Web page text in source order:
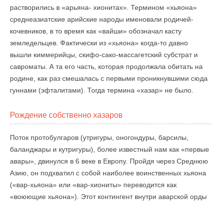
растворились в «арьяна- хионитах». Термином «хьяона»
среднеазиатские арийские народы именовали родичей-
кочевников, в то время как «вайши» обозначал касту
земледельцев. Фактически из «хьяона» когда-то давно
вышли киммерийцы, скифо-сако-массагетский субстрат и
савроматы. А та его часть, которая продолжала обитать на
родине, как раз смешалась с первыми проникнувшими сюда
гуннами (эфталитами). Тогда термина «хазар» не было.
Рождение собственно хазаров
Поток протобулгаров (утригуры, оногондуры, барсилы,
баланджары и кутригуры), более известный нам как «первые
авары», двинулся в 6 веке в Европу. Пройдя через Среднюю
Азию, он подхватил с собой наиболее воинственных хьяона
(«вар-хьяона» или «вар-хиониты» переводится как
«воюющие хьяона»). Этот контингент внутри аварской орды